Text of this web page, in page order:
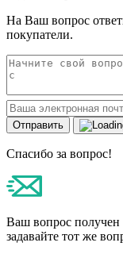
На Ваш вопрос
покупатели.
Отправить
Спасибо за вопрос!
Ваш вопрос получен
задавайте тот же